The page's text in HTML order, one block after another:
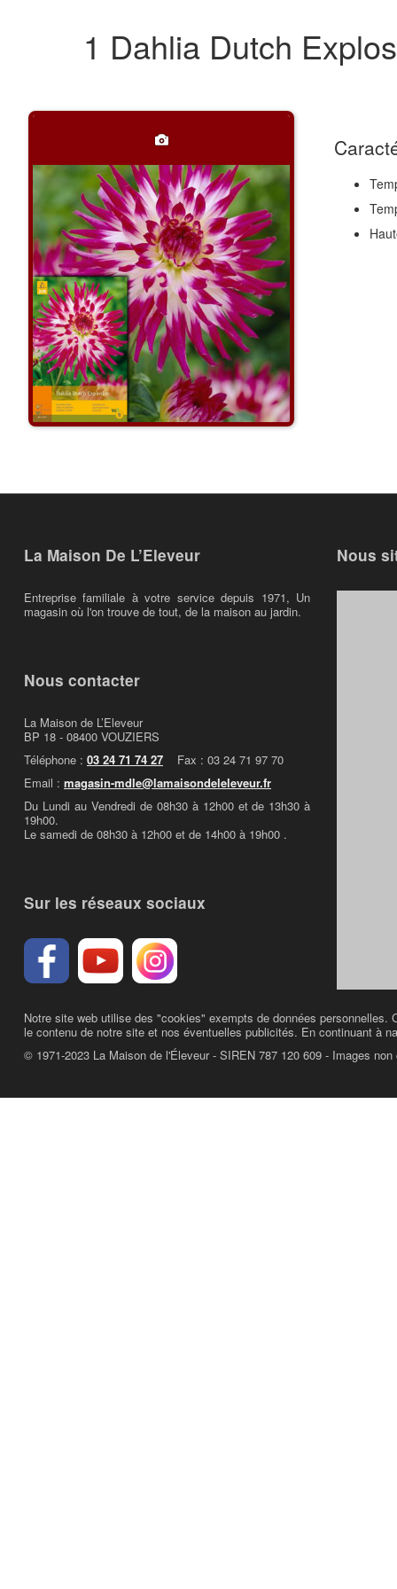
1 Dahlia Dutch
La Maison De L’Eleveur
Entreprise familiale à votre service depuis 1971, Un
magasin où l'on trouve de tout, de la maison au jardin.
Nous contacter
La Maison de L’Eleveur
BP 18 - 08400 VOUZIERS
Téléphone : 03 24 71 74 27 Fax : 03 24 71 97 70
Email : magasin-mdle@lamaisondeleleveur.fr
Du Lundi au Vendredi de 08h30 à 12h00 et de 13h30 à
19h00.
Le samedi de 08h30 à 12h00 et de 14h00 à 19h00 .
Sur les réseaux sociaux
Nous
Notre site web utilise des "cookies" exempts de données
le contenu de notre site et nos éventuelles publicités. En continuant à
© 1971-2023 La Maison de l'Éleveur - SIREN 787 120 609 - Images